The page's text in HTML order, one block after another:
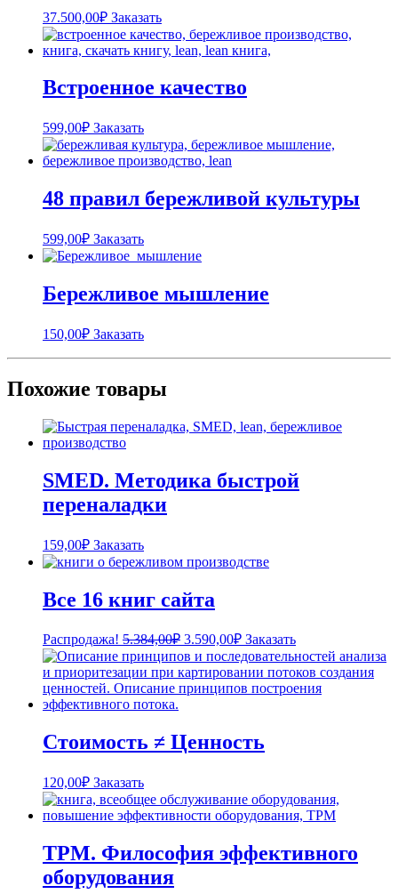
37.500,00₽ Заказать
Встроенное качество
599,00₽ Заказать
48 правил бережливой культуры
599,00₽ Заказать
Бережливое мышление
150,00₽ Заказать
Похожие товары
SMED. Методика быстрой
переналадки
159,00₽ Заказать
Все 16 книг сайта
Распродажа! 5.384,00₽ Первоначальная
цена
составляла
5.384,00₽.
3.590,00₽Текущая
цена:
3.590,00₽.
Заказать
Стоимость ≠ Ценность
120,00₽ Заказать
TPM. Философия эффективного
оборудования